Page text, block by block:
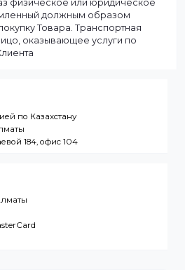
момент оформления заказа все
есть в наличии, то мы доставим
в зависимости от удаленности
заказываемый товар
то максимальный срок
заказы клиентам как можно
клиентов отправляются в
– сайт имеющий адрес в сети
физическое или
должным образом
покупку Товара. Транспортная
лицо, оказывающее услуги по
Клиента